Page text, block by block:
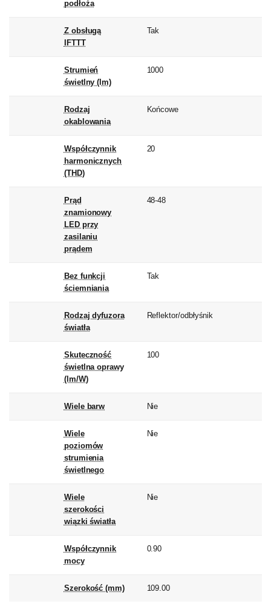
podłoża
Z obsługą
IFTTT
Tak
Strumień
świetlny (lm)
1000
Rodzaj
okablowania
Końcowe
Współczynnik
harmonicznych
(THD)
20
Prąd
znamionowy
LED przy
zasilaniu
prądem
48-48
Bez funkcji
ściemniania
Tak
Rodzaj dyfuzora
światła
Reflektor/odbłyśnik
Skuteczność
świetlna oprawy
(lm/W)
100
Wiele barw Nie
Wiele
poziomów
strumienia
świetlnego
Nie
Wiele
szerokości
wiązki światła
Nie
Współczynnik
mocy
0.90
Szerokość (mm) 109.00